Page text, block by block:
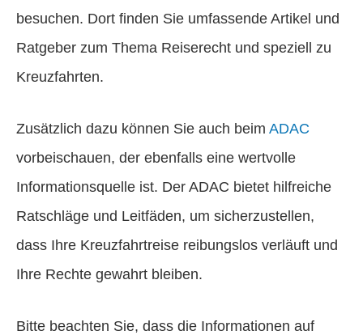
besuchen. Dort finden Sie umfassende Artikel und
Ratgeber zum Thema Reiserecht und speziell zu
Kreuzfahrten.
Zusätzlich dazu können Sie auch beim ADAC
vorbeischauen, der ebenfalls eine wertvolle
Informationsquelle ist. Der ADAC bietet hilfreiche
Ratschläge und Leitfäden, um sicherzustellen,
dass Ihre Kreuzfahrtreise reibungslos verläuft und
Ihre Rechte gewahrt bleiben.
Bitte beachten Sie, dass die Informationen auf